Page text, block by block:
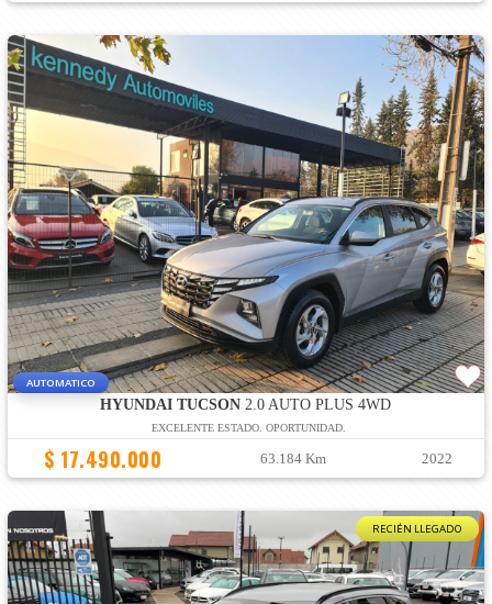
AUTOMATICO
HYUNDAI TUCSON 2.0 AUTO PLUS 4WD
EXCELENTE ESTADO. OPORTUNIDAD.
$ 17.490.000 63.184 Km 2022
RECIÉN LLEGADO